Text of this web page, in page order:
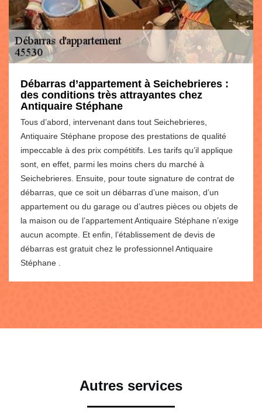
Débarras d’appartement à Seichebrieres :
des conditions très attrayantes chez
Antiquaire Stéphane
Tous d’abord, intervenant dans tout Seichebrieres,
Antiquaire Stéphane propose des prestations de qualité
impeccable à des prix compétitifs. Les tarifs qu’il applique
sont, en effet, parmi les moins chers du marché à
Seichebrieres. Ensuite, pour toute signature de contrat de
débarras, que ce soit un débarras d’une maison, d’un
appartement ou du garage ou d’autres pièces ou objets de
la maison ou de l’appartement Antiquaire Stéphane n’exige
aucun acompte. Et enfin, l’établissement de devis de
débarras est gratuit chez le professionnel Antiquaire
Stéphane .
Autres services